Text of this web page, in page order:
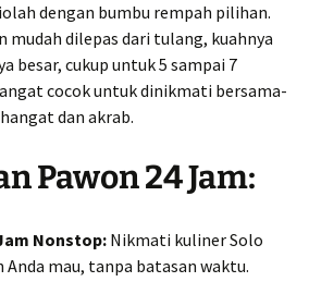
dengan bumbu rempah pilihan.
mudah dilepas dari tulang, kuahnya
besar, cukup untuk 5 sampai 7
cocok untuk dinikmati bersama-
dan akrab.
Pawon 24 Jam:
Nonstop: Nikmati kuliner Solo
Anda mau, tanpa batasan waktu.